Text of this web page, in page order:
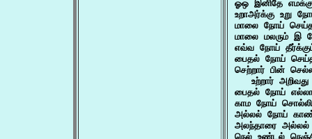
ஓஒ இனிதே
உறாஅர்க்கு உறு
மாலை நோய்
மாலை மலரும் இ
எவ்வ நோய்
பைதல் நோய்
செற்றார் பின்
உற்றார்
பைதல் நோய்
காம நோய்
அல்லல் நோய்
அலந்தாரை
நெல் உண்டல்